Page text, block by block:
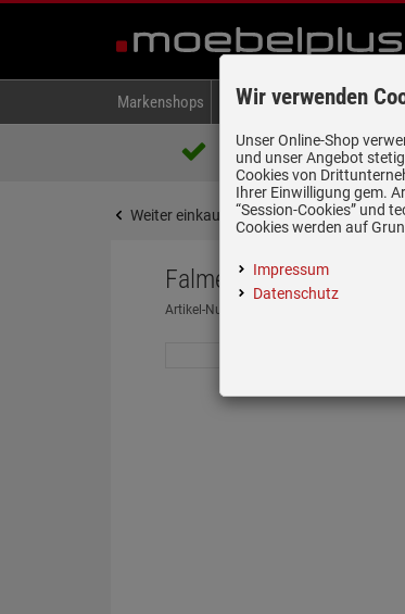
Markenshops Backen & Kochen Kühlen &
Über 85.000 positive
auf eBay, Amazon und Trusted
Weiter einkaufen Startseite
Falmec H 1200 -
Artikel-Nummer:
Wir verwenden
Unser Online-Shop
und unser Angebot
Cookies von
Ihrer Einwilligung gem.
“Session-Cookies” und
Cookies werden auf
Impressum
Datenschutz